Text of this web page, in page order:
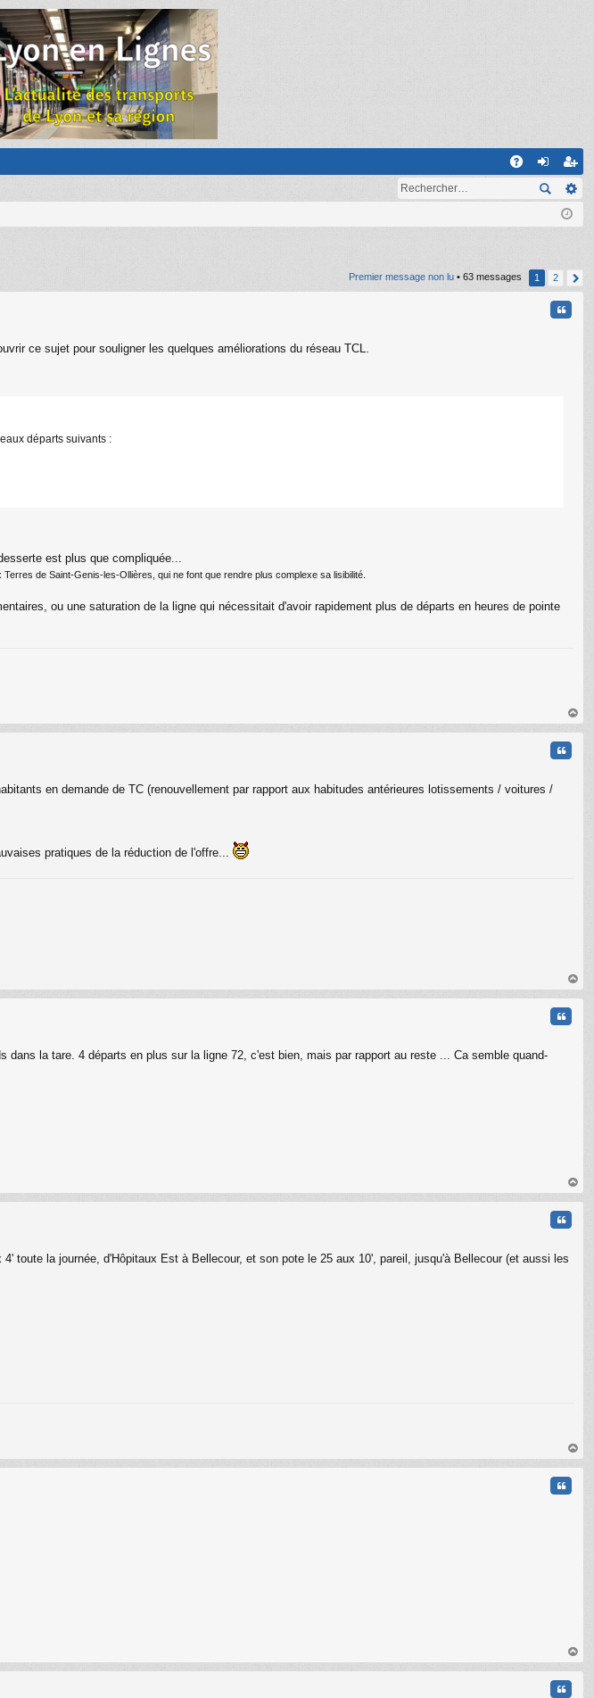
on
on
ns
cri
on
Premier message non lu • 63 messages 1 2
ce sujet pour souligner les quelques améliorations du réseau TCL.
départs suivants :
est plus que compliquée...
de Saint-Genis-les-Ollières, qui ne font que rendre plus complexe sa lisibilité.
ou une saturation de la ligne qui nécessitait d'avoir rapidement plus de départs en heures de pointe
au
en demande de TC (renouvellement par rapport aux habitudes antérieures lotissements / voitures /
pratiques de la réduction de l'offre...
au
la tare. 4 départs en plus sur la ligne 72, c'est bien, mais par rapport au reste ... Ca semble quand-
au
toute la journée, d'Hôpitaux Est à Bellecour, et son pote le 25 aux 10', pareil, jusqu'à Bellecour (et aussi les
au
au